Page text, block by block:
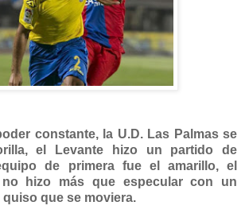
constante, la U.D. Las Palmas se
el Levante hizo un partido de
de primera fue el amarillo, el
hizo más que especular con un
que se moviera.